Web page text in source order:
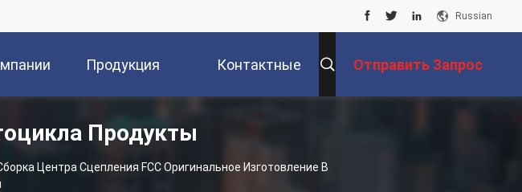
Russian
Продукция Контактные Отправить Запрос
Продукты
Центра Сцепления FCC Оригинальное Изготовление В